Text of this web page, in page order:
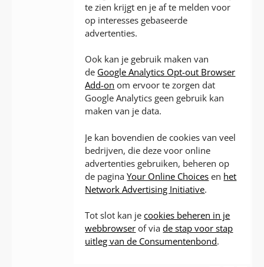
te zien krijgt en je af te melden voor
op interesses gebaseerde
advertenties.
Ook kan je gebruik maken van
de Google Analytics Opt-out Browser
Add-on om ervoor te zorgen dat
Google Analytics geen gebruik kan
maken van je data.
Je kan bovendien de cookies van veel
bedrijven, die deze voor online
advertenties gebruiken, beheren op
de paginaYour Online Choices en het
Network Advertising Initiative.
Tot slot kan jecookies beheren in je
webbrowser of viade stap voor stap
uitleg van de Consumentenbond.